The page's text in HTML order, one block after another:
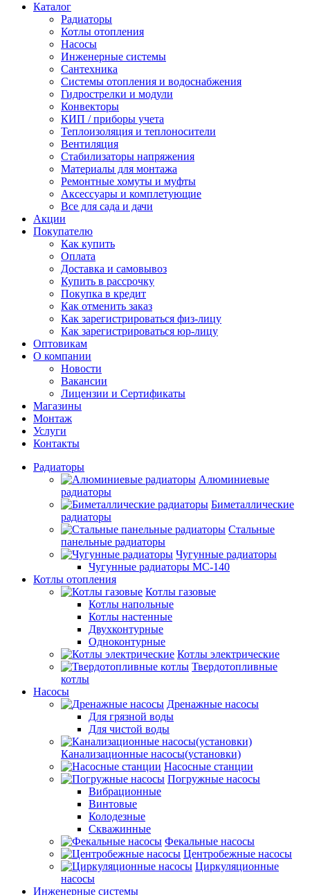
Каталог
Радиаторы
Котлы отопления
Насосы
Инженерные системы
Сантехника
Системы отопления и водоснабжения
Гидрострелки и модули
Конвекторы
КИП / приборы учета
Теплоизоляция и теплоносители
Вентиляция
Стабилизаторы напряжения
Материалы для монтажа
Ремонтные хомуты и муфты
Аксессуары и комплетующие
Все для сада и дачи
Акции
Покупателю
Как купить
Оплата
Доставка и самовывоз
Купить в рассрочку
Покупка в кредит
Как отменить заказ
Как зарегистрироваться физ-лицу
Как зарегистрироваться юр-лицу
Оптовикам
О компании
Новости
Вакансии
Лицензии и Сертификаты
Магазины
Монтаж
Услуги
Контакты
Радиаторы
Алюминиевые
радиаторы
Биметаллические
радиаторы
Стальные
панельные радиаторы
Чугунные радиаторы
Чугунные радиаторы МС-140
Котлы отопления
Котлы газовые
Котлы напольные
Котлы настенные
Двухконтурные
Одноконтурные
Котлы электрические
Твердотопливные
котлы
Насосы
Дренажные насосы
Для грязной воды
Для чистой воды
Канализационные насосы(установки)
Насосные станции
Погружные насосы
Вибрационные
Винтовые
Колодезные
Скважинные
Фекальные насосы
Центробежные насосы
Циркуляционные
насосы
Инженерные системы